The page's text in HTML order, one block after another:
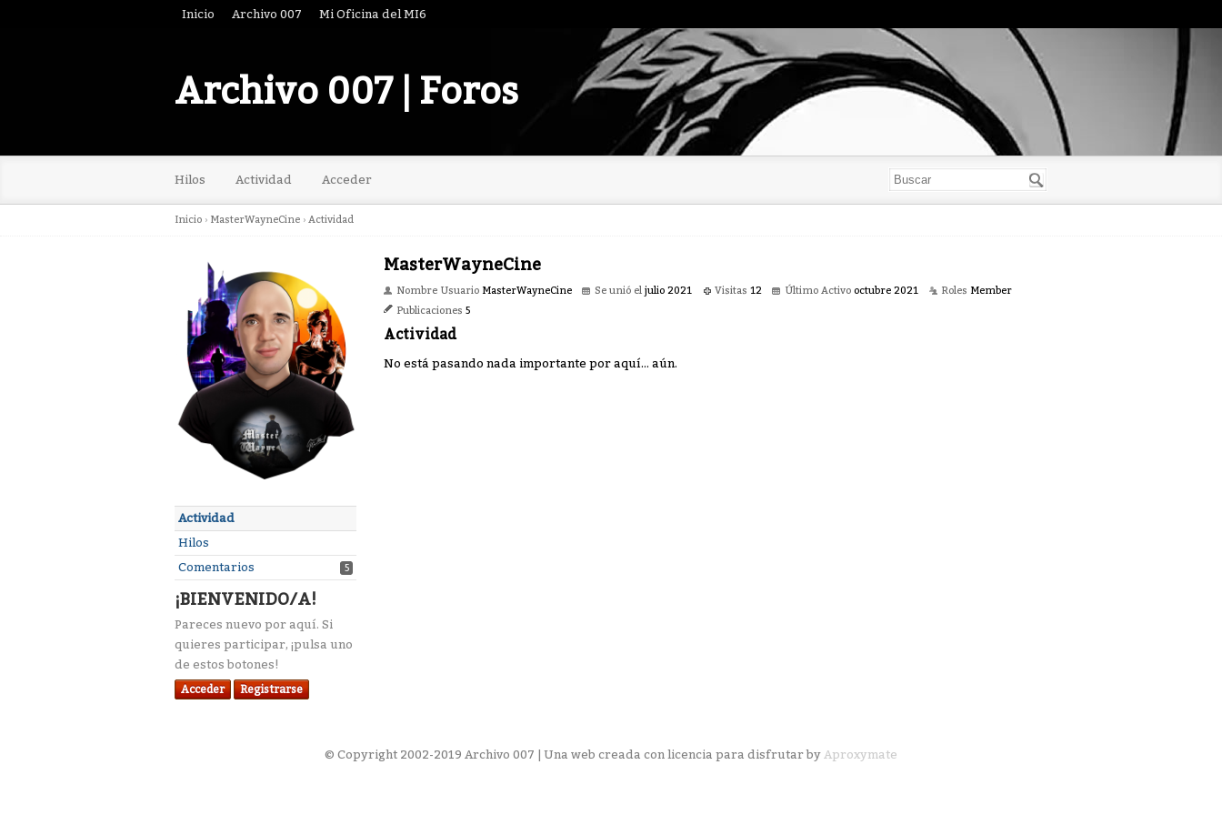
Inicio Archivo 007 Mi Oficina del MI6
Archivo 007 | Foros
Hilos Actividad Acceder
Inicio › MasterWayneCine › Actividad
Actividad
Hilos
Comentarios
5
¡BIENVENIDO/A!
Pareces nuevo por aquí. Si
quieres participar, ¡pulsa uno
de estos botones!
Acceder Registrarse
MasterWayneCine
Nombre Usuario MasterWayneCine Se unió el julio 2021 Visitas 12 Último Activo octubre 2021 Roles Member
Publicaciones 5
Actividad
No está pasando nada importante por aquí... aún.
© Copyright 2002-2019 Archivo 007 | Una web creada con licencia para disfrutar by Aproxymate